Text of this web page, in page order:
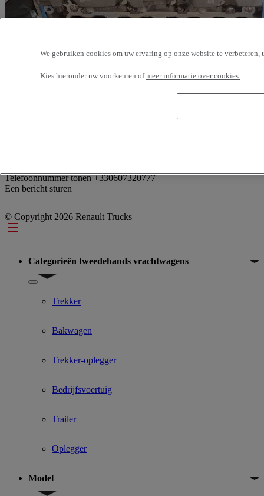
Telefoonnummer tonen+330607320777
Een bericht sturen
© Copyright 2026 Renault Trucks
Footer
Categorieën tweedehands vrachtwagens
Show submenu for Categorieën tweedehands vrachtwagens
Trekker
Bakwagen
Trekker-oplegger
Bedrijfsvoertuig
Trailer
Oplegger
Model
We gebruiken cookies om uw ervaring op onze website te
Kies hieronder uw voorkeuren ofmeer informatie over cookies.